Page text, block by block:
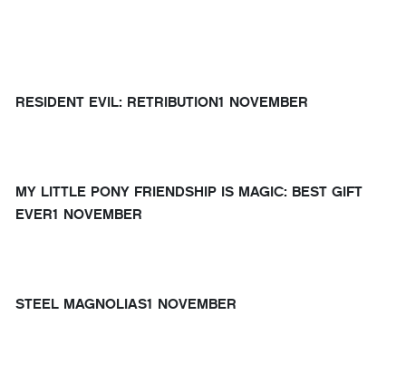
RESIDENT EVIL: RETRIBUTION1 NOVEMBER
MY LITTLE PONY FRIENDSHIP IS MAGIC: BEST GIFT
EVER1 NOVEMBER
STEEL MAGNOLIAS1 NOVEMBER